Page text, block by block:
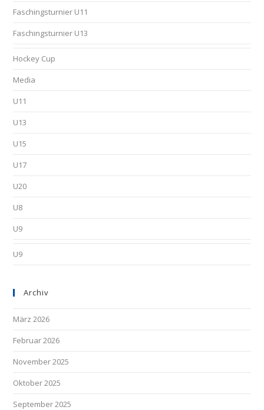
Faschingsturnier U11
Faschingsturnier U13
Hockey Cup
Media
U11
U13
U15
U17
U20
U8
U9
U9
Archiv
März 2026
Februar 2026
November 2025
Oktober 2025
September 2025